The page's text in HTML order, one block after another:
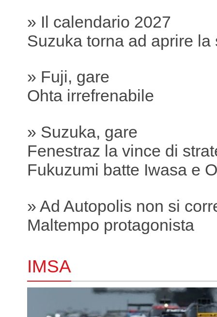
» Il calendario 2027
Suzuka torna ad aprire la
» Fuji, gare
Ohta irrefrenabile
» Suzuka, gare
Fenestraz la vince di
Fukuzumi batte Iwasa e
» Ad Autopolis non si
Maltempo protagonista
IMSA